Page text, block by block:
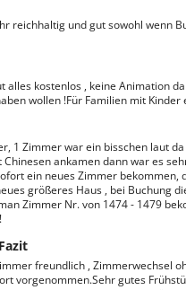
reichhaltig und gut sowohl wenn
alles kostenlos , keine Animation
wollen !Für Familien mit Kinder
1 Zimmer war ein bisschen laut
Chinesen ankamen dann war es
ein neues Zimmer bekommen,
größeres Haus , bei Buchung
Zimmer Nr. von 1474 - 1479
freundlich , Zimmerwechsel
vorgenommen.Sehr gutes